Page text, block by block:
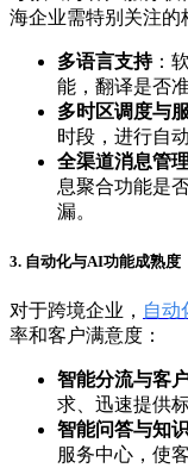
海企业需特别关注的
多语言支持：
能，翻译是否
多时区调度与
时段，进行自
全渠道消息管理
息聚合功能是
漏。
3. 自动化与AI功能成熟度
对于跨境企业， 自动
率和客户满意度：
智能分流与客
求、迅速提供
智能问答与知
服务中心，使